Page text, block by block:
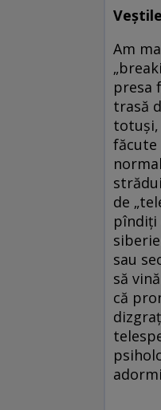
Am
presa
trasă
totuși,
făcute
de
pîndiți
sau
să
că